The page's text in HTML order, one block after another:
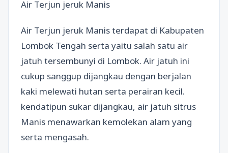
Air Terjun jeruk Manis
Air Terjun jeruk Manis terdapat di Kabupaten
Lombok Tengah serta yaitu salah satu air
jatuh tersembunyi di Lombok. Air jatuh ini
cukup sanggup dijangkau dengan berjalan
kaki melewati hutan serta perairan kecil.
kendatipun sukar dijangkau, air jatuh sitrus
Manis menawarkan kemolekan alam yang
serta mengasah.